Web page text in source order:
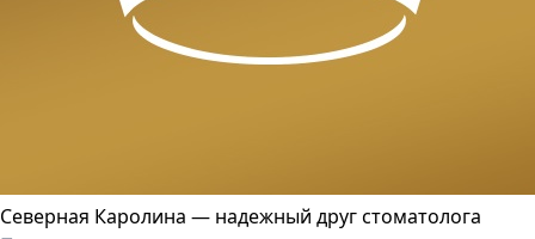
Северная Каролина — надежный друг стоматолога